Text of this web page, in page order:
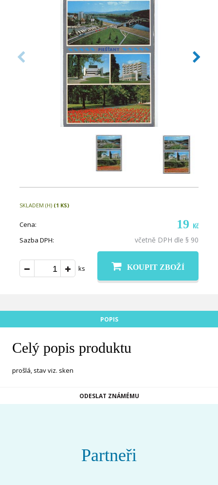
SKLADEM (H) (1 KS)
Cena: 19 Kč
Sazba DPH: včetně DPH dle § 90
ks KOUPIT ZBOŽÍ
POPIS
Celý popis produktu
prošlá, stav viz. sken
ODESLAT ZNÁMÉMU
Partneři